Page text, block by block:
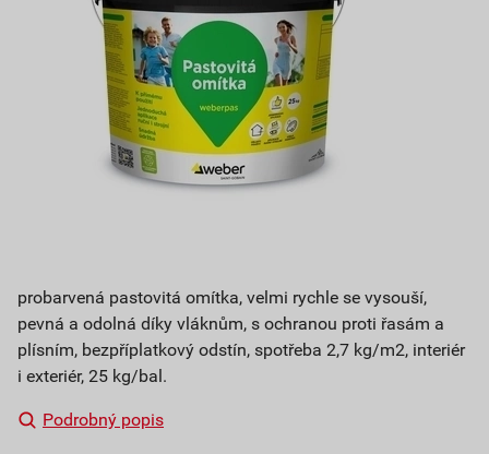
probarvená pastovitá omítka, velmi rychle se vysouší,
pevná a odolná díky vláknům, s ochranou proti řasám a
plísním, bezpříplatkový odstín, spotřeba 2,7 kg/m2, interiér
i exteriér, 25 kg/bal.
Podrobný popis